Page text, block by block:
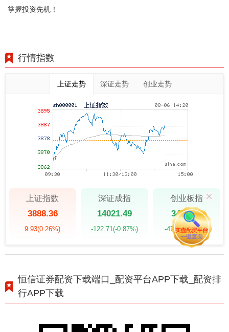
掌握投资先机！
行情指数
上证走势 深证走势 创业走势
上证指数
3888.36
9.93(0.26%)
深证成指
14021.49
-122.71(-0.87%)
创业板指
3487.48
-47.66(-1.35%)
恒信证券配资下载端口_配资平台APP下载_配资排
行APP下载